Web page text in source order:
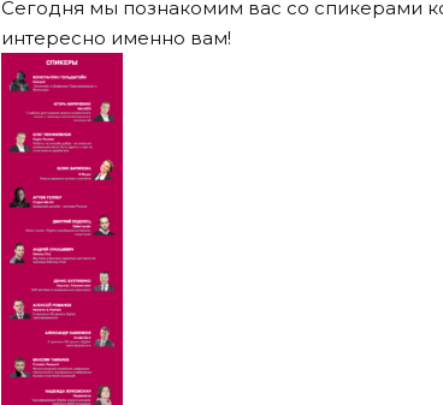
Сегодня мы познакомим вас со спикерами
интересно именно вам!